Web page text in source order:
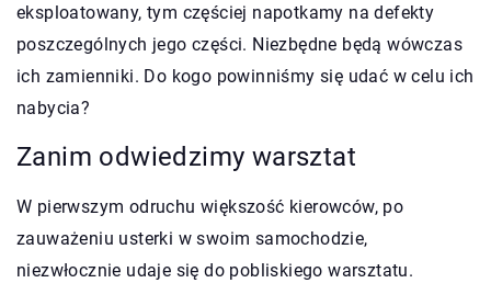
eksploatowany, tym częściej napotkamy na defekty
poszczególnych jego części. Niezbędne będą wówczas
ich zamienniki. Do kogo powinniśmy się udać w celu ich
nabycia?
Zanim odwiedzimy warsztat
W pierwszym odruchu większość kierowców, po
zauważeniu usterki w swoim samochodzie,
niezwłocznie udaje się do pobliskiego warsztatu.